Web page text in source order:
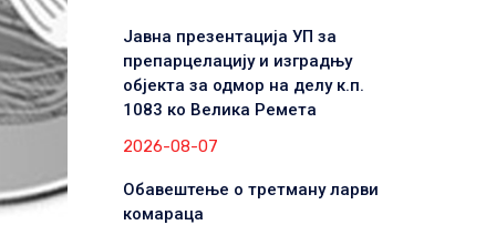
Јавна презентација УП за
препарцелацију и изградњу
објекта за одмор на делу к.п.
1083 ко Велика Ремета
2026-08-07
Обавештење о третману ларви
комараца